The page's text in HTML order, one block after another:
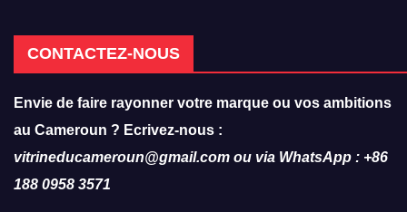
CONTACTEZ-NOUS
Envie de faire rayonner votre marque ou vos ambitions
au Cameroun ? Ecrivez-nous :
vitrineducameroun@gmail.com ou via WhatsApp : +86
188 0958 3571